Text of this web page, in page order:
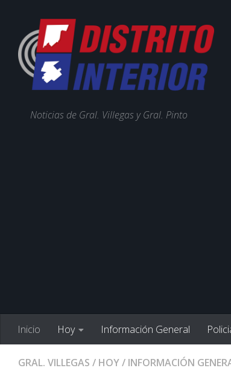
Noticias de Gral. Villegas y Gral. Pinto
Inicio Hoy Información General
GRAL. VILLEGAS / HOY/ INFORMACIÓN